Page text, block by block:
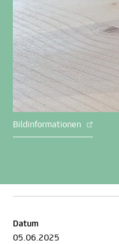
Bildinformationen
Datum
05.06.2025